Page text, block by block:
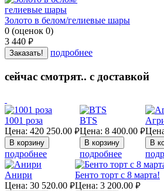
Золото в белом/гелиевые шары
0 (оценок 0)
3 440 руб.
Заказать! подробнее
сейчас смотрят.. с доставкой
1001 роза
Цена: 420 250.00 руб.
подробнее
BTS
Цена: 8 400.00 руб.
подробнее
Анири
Цена: 30 520.00 руб.
Бенто торт с 8 марта!
Цена: 3 200.00 руб.